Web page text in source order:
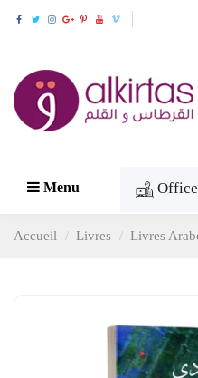
Menu Office
Accueil Livres